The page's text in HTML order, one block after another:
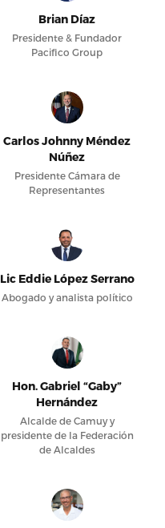
Brian Díaz
Presidente & Fundador
Pacifico Group
Carlos Johnny Méndez
Núñez
Presidente Cámara de
Representantes
Lic Eddie López Serrano
Abogado y analista político
Hon. Gabriel “Gaby”
Hernández
Alcalde de Camuy y
presidente de la Federación
de Alcaldes